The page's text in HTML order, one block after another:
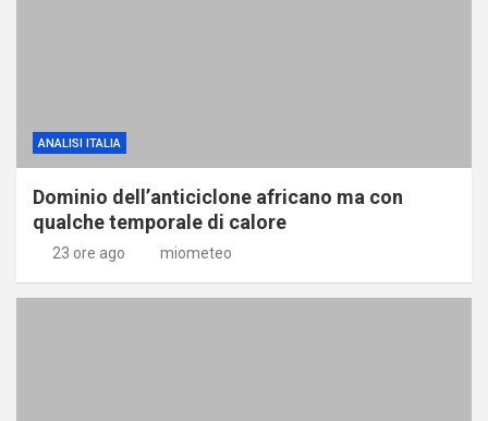
ANALISI ITALIA
Dominio dell’anticiclone africano ma con
qualche temporale di calore
23 ore ago miometeo